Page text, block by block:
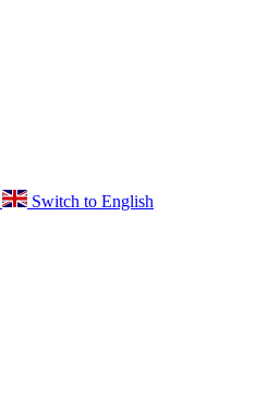
Switch to English